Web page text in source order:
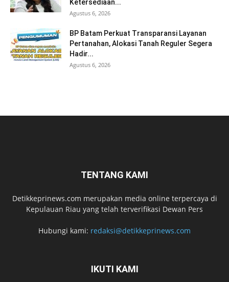
Ketersediaan...
Agustus 6, 2026
BP Batam Perkuat Transparansi Layanan
Pertanahan, Alokasi Tanah Reguler Segera
Hadir...
Agustus 6, 2026
TENTANG KAMI
Detikkeprinews.com merupakan media online terpercaya di
Kepulauan Riau yang telah terverifikasi Dewan Pers
Hubungi kami: redaksi@detikkeprinews.com
IKUTI KAMI